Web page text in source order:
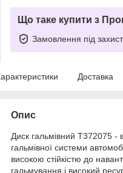
Що таке купити з
Замовлення під
Доставка
Опис
Диск гальмівний T372075 -
гальмівної системи
високою стійкістю до
гальмування і високий